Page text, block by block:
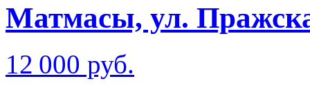
Матмаcы, ул.
12 000 руб.